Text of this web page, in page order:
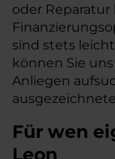
oder
sind stets
können Sie
Anliegen
Für wen
Leon